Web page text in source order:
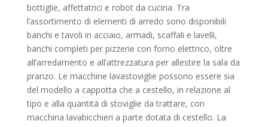
bottiglie, affettatrici e robot da cucina. Tra
l’assortimento di elementi di arredo sono disponibili
banchi e tavoli in acciaio, armadi, scaffali e lavelli,
banchi completi per pizzerie con forno elettrico, oltre
all’arredamento e all’attrezzatura per allestire la sala da
pranzo. Le macchine lavastoviglie possono essere sia
del modello a cappotta che a cestello, in relazione al
tipo e alla quantità di stoviglie da trattare, con
macchina lavabicchieri a parte dotata di cestello. La